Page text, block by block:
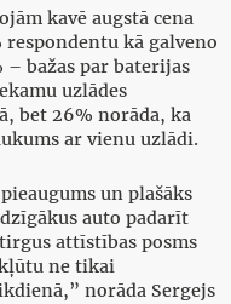
kavē augstā cena
kā galveno
– bažas par baterijas
uzlādes
bet 26% norāda, ka
ar vienu uzlādi.
un plašāks
auto padarīt
attīstības posms
ne tikai
norāda Sergejs